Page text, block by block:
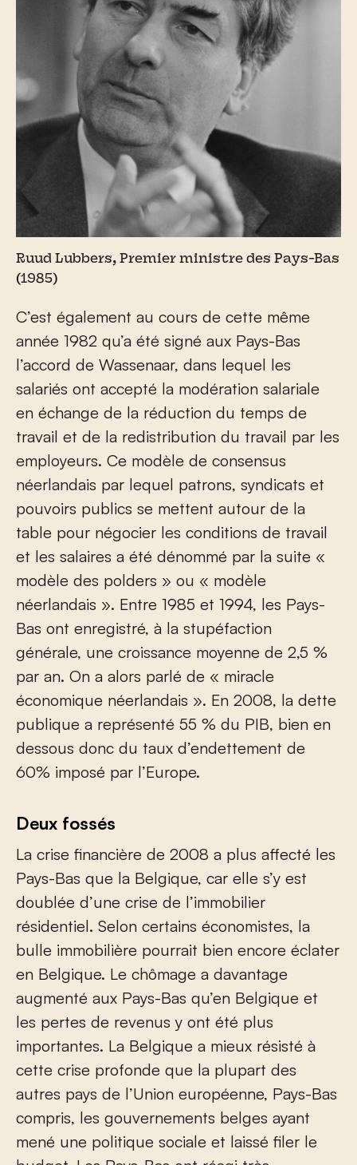
Ruud Lubbers, Premier ministre des Pays-Bas
(1985)
C’est également au cours de cette même
année 1982 qu’a été signé aux Pays-Bas
l’accord de Wassenaar, dans lequel les
salariés ont accepté la modération salariale
en échange de la réduction du temps de
travail et de la redistribution du travail par les
employeurs. Ce modèle de consensus
néerlandais par lequel patrons, syndicats et
pouvoirs publics se mettent autour de la
table pour négocier les conditions de travail
et les salaires a été dénommé par la suite «
modèle des polders » ou « modèle
néerlandais ». Entre 1985 et 1994, les Pays-
Bas ont enregistré, à la stupéfaction
générale, une croissance moyenne de 2,5 %
par an. On a alors parlé de « miracle
économique néerlandais ». En 2008, la dette
publique a représenté 55 % du PIB, bien en
dessous donc du taux d’endettement de
60% imposé par l’Europe.
Deux fossés
La crise financière de 2008 a plus affecté les
Pays-Bas que la Belgique, car elle s’y est
doublée d’une crise de l’immobilier
résidentiel. Selon certains économistes, la
bulle immobilière pourrait bien encore éclater
en Belgique. Le chômage a davantage
augmenté aux Pays-Bas qu’en Belgique et
les pertes de revenus y ont été plus
importantes. La Belgique a mieux résisté à
cette crise profonde que la plupart des
autres pays de l’Union européenne, Pays-Bas
compris, les gouvernements belges ayant
mené une politique sociale et laissé filer le